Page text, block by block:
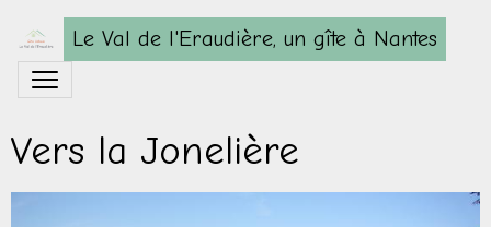
Le Val de l'Eraudière, un gîte à Nantes
Vers la Jonelière